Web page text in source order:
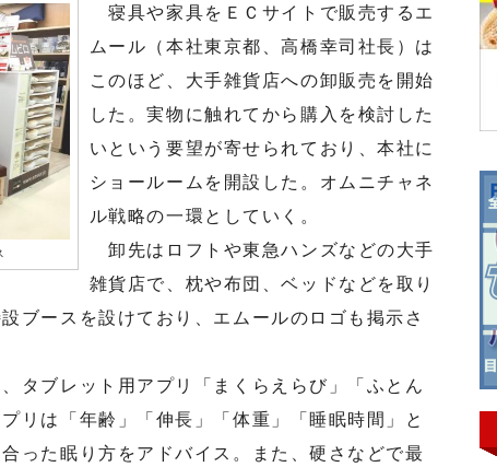
寝具や家具をＥＣサイトで販売するエ
ムール（本社東京都、高橋幸司社長）は
このほど、大手雑貨店への卸販売を開始
した。実物に触れてから購入を検討した
いという要望が寄せられており、本社に
ショールームを開設した。オムニチャネ
ル戦略の一環としていく。
卸先はロフトや東急ハンズなどの大手
雑貨店で、枕や布団、ベッドなどを取り
ブースを設けており、エムールのロゴも掲示さ
タブレット用アプリ「まくらえらび」「ふとん
リは「年齢」「伸長」「体重」「睡眠時間」と
った眠り方をアドバイス。また、硬さなどで最